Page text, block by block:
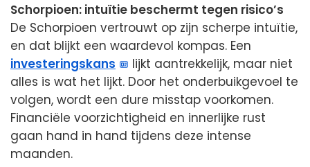
Schorpioen: intuïtie beschermt tegen risico’s
De Schorpioen vertrouwt op zijn scherpe intuïtie,
en dat blijkt een waardevol kompas. Een
investeringskans
lijkt aantrekkelijk, maar niet
alles is wat het lijkt. Door het onderbuikgevoel te
volgen, wordt een dure misstap voorkomen.
Financiële voorzichtigheid en innerlijke rust
gaan hand in hand tijdens deze intense
maanden.